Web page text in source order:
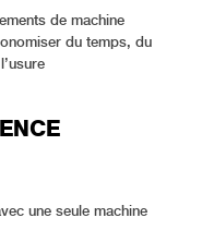
de machine
du temps, du
une seule machine